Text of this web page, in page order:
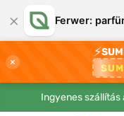
× Ferwer:
×
⚡
Ingyenes szállítás